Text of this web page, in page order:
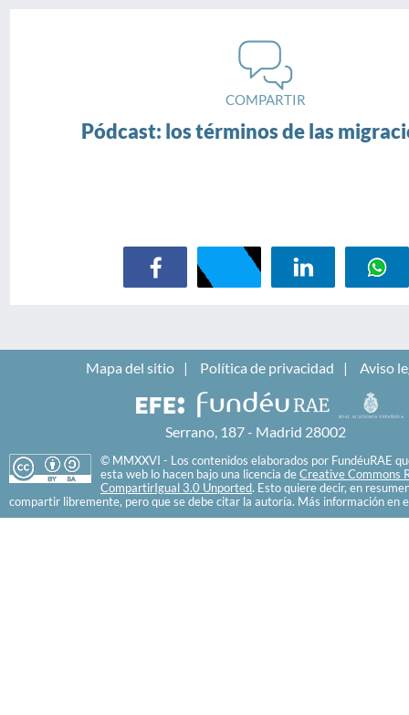
COMPARTIR
Pódcast: los términos de las
Mapa del sitio Política de privacidad Aviso
Serrano, 187 - Madrid 28002
© MMXXVI - Los contenidos elaborados por FundéuRAE
esta web lo hacen bajo una licencia de Creative Commons
CompartirIgual 3.0 Unported. Esto quiere decir, en
compartir libremente, pero que se debe citar la autoría. Más información en